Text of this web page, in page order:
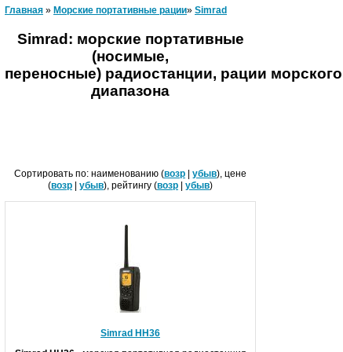
Главная » Морские портативные рации» Simrad
Simrad: морские портативные
(носимые,
переносные) радиостанции, рации морского
диапазона
Сортировать по: наименованию (возр | убыв), цене
(возр | убыв), рейтингу (возр | убыв)
Simrad HH36